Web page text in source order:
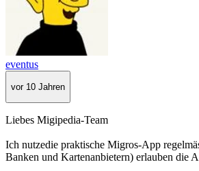
eventus
vor 10 Jahren
Liebes Migipedia-Team
Ich nutzedie praktische Migros-App
Banken und Kartenanbietern) erlauben die